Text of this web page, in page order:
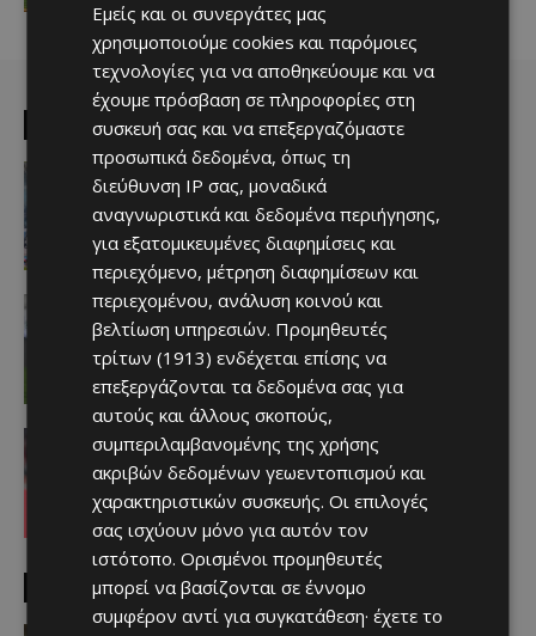
EDITOR PICKS
Απόλλων
Πολύ μεγάλο ενδιαφέρον για ένα
«μαγικό χαρτάκι»
Afentiko - 06/08/2026
Αθλητικά - Επικαιρότητα
Παραμένει ο Ενρίκες – Παίρνει και
Χάιρο
Afentiko 06/08/2026
Απόλλων
Τι ισχύει με Κονομή
Afentiko - 06/08/2026
MUST READ
Εμείς και οι συνεργάτες μας
χρησιμοποιούμε cookies και παρόμοιες
τεχνολογίες για να αποθηκεύουμε και να
έχουμε πρόσβαση σε πληροφορίες στη
συσκευή σας και να επεξεργαζόμαστε
προσωπικά δεδομένα, όπως τη
διεύθυνση IP σας, μοναδικά
αναγνωριστικά και δεδομένα περιήγησης,
για εξατομικευμένες διαφημίσεις και
περιεχόμενο, μέτρηση διαφημίσεων και
περιεχομένου, ανάλυση κοινού και
βελτίωση υπηρεσιών. Προμηθευτές
τρίτων (1913) ενδέχεται επίσης να
επεξεργάζονται τα δεδομένα σας για
αυτούς και άλλους σκοπούς,
συμπεριλαμβανομένης της χρήσης
ακριβών δεδομένων γεωεντοπισμού και
χαρακτηριστικών συσκευής. Οι επιλογές
σας ισχύουν μόνο για αυτόν τον
ιστότοπο. Ορισμένοι προμηθευτές
μπορεί να βασίζονται σε έννομο
συμφέρον αντί για συγκατάθεση· έχετε το